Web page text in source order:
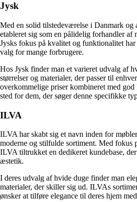
Jysk
Med en solid tilstedeværelse i Danmark og
etableret sig som en pålidelig forhandler af
Jysks fokus på kvalitet og funktionalitet
valg for mange forbrugere.
Hos Jysk finder man et varieret udvalg af
størrelser og materialer, der passer til
overkommelige priser kombineret med
sted for dem, der søger denne specifikke
ILVA
ILVA har skabt sig et navn inden for
moderne og stilfulde sortiment. Med fokus
ILVA tiltrukket en dedikeret kundebase,
æstetik.
I deres udvalg af hvide duge finder man
materialer, der skiller sig ud. ILVAs
ønsker at tilføre elegance til deres hjem